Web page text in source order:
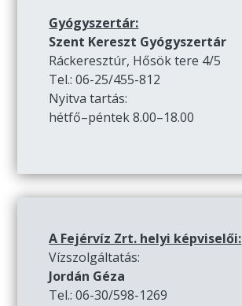
Gyógyszertár:
Szent Kereszt Gyógyszertár
Ráckeresztúr, Hősök tere 4/5
Tel.: 06-25/455-812
Nyitva tartás:
hétfő–péntek 8.00–18.00
A Fejérvíz Zrt. helyi képviselői:
Vízszolgáltatás:
Jordán Géza
Tel.: 06-30/598-1269